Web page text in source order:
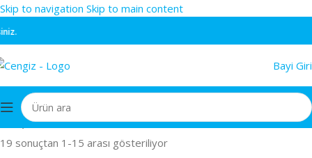
Skip to navigation Skip to main content
Bayi
Ana Sayfa/KOKULAR & TEMİZLEYİCİLER/WC KOKULARI
19 sonuçtan 1-15 arası gösteriliyor